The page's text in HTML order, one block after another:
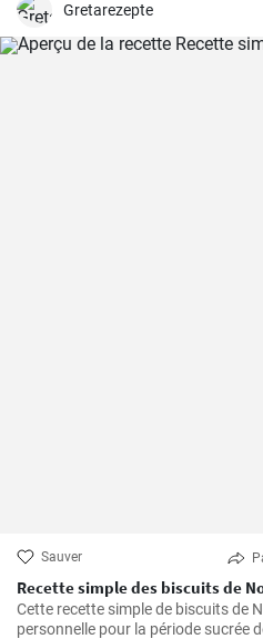
Gretarezepte
Sauver
Recette simple des biscuits de
Cette recette simple de biscuits de
personnelle pour la période sucrée